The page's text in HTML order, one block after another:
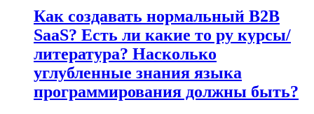
Как создавать нормальный B2B
SaaS? Есть ли какие то ру курсы/
литература? Насколько
углубленные знания языка
программирования должны быть?